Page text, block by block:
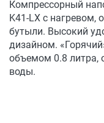
Компрессорный
K41-LX с нагревом,
бутыли. Высокий
дизайном.
объемом 0.8 литра,
воды.